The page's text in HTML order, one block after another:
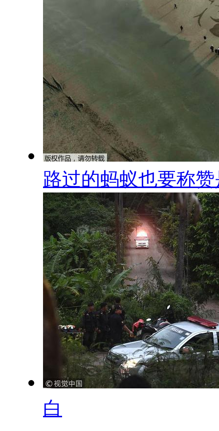
路过的蚂蚁也要称
白